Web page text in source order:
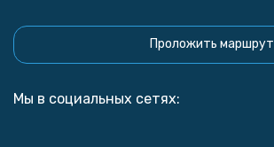
Проложить маршрут
Мы в социальных сетях: